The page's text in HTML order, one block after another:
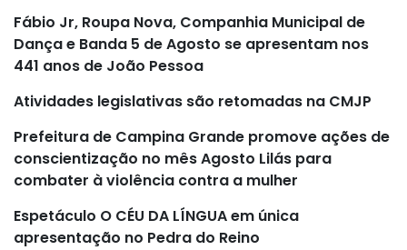
Fábio Jr, Roupa Nova, Companhia Municipal de
Dança e Banda 5 de Agosto se apresentam nos
441 anos de João Pessoa
Atividades legislativas são retomadas na CMJP
Prefeitura de Campina Grande promove ações de
conscientização no mês Agosto Lilás para
combater à violência contra a mulher
Espetáculo O CÉU DA LÍNGUA em única
apresentação no Pedra do Reino